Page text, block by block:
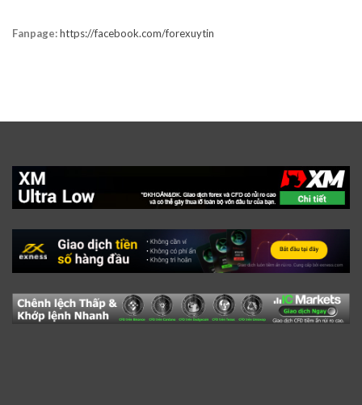
Fanpage:https://facebook.com/forexuytin